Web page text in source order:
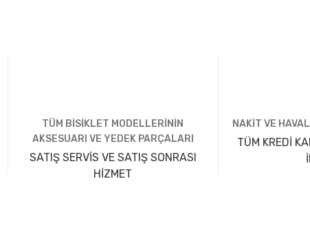
TÜM BİSİKLET MODELLERİNİN
AKSESUARI VE YEDEK PARÇALARI
SATIŞ SERVİS VE SATIŞ SONRASI
HİZMET
NAKİT VE
TÜM KREDİ